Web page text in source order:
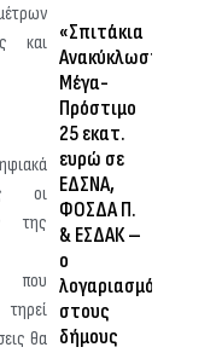
και
οι
της
θα
«Σπιτάκια
Ανακύκλωσης»:
Μέγα-
Πρόστιμο
25 εκατ.
ευρώ σε
ΕΔΣΝΑ,
ΦΟΣΔΑ Π.
& ΕΣΔΑΚ –
ο
λογαριασμός
στους
δήμους